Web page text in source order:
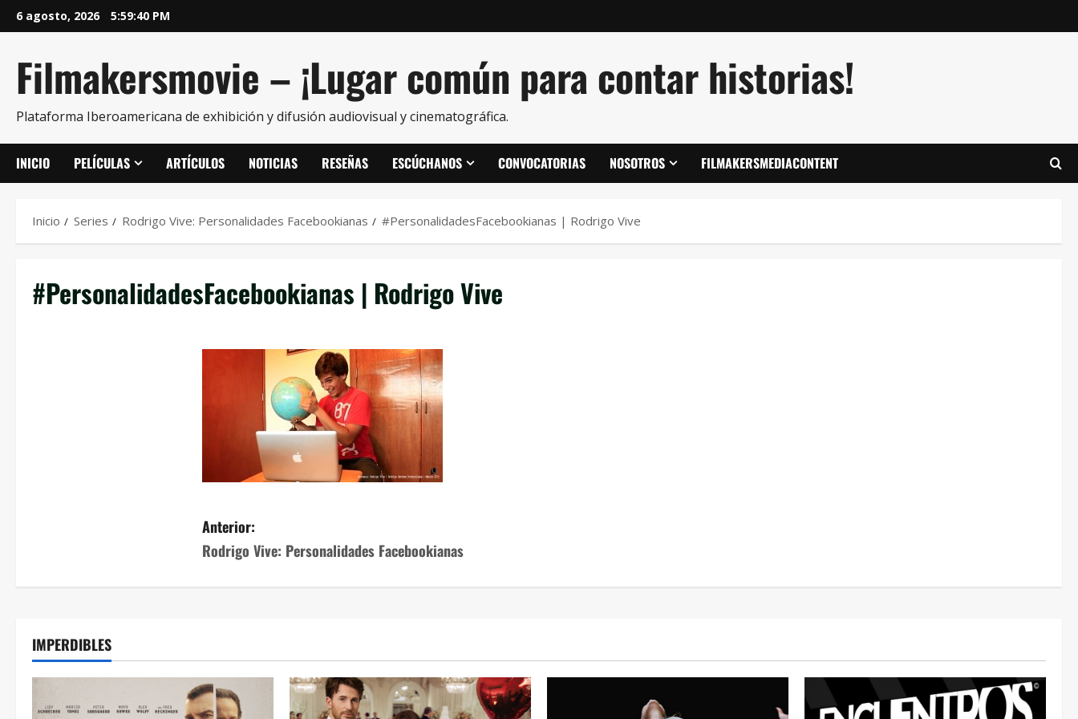
6 agosto, 2026 5:59:40 PM
Filmakersmovie – ¡Lugar común para contar historias!
Plataforma Iberoamericana de exhibición y difusión audiovisual y cinematográfica.
INICIO PELÍCULAS ARTÍCULOS NOTICIAS RESEÑAS ESCÚCHANOS CONVOCATORIAS NOSOTROS FILMAKERSMEDIACONTENT
Inicio Series Rodrigo Vive: Personalidades Facebookianas #PersonalidadesFacebookianas | Rodrigo Vive
#PersonalidadesFacebookianas | Rodrigo Vive
Anterior:
Rodrigo Vive: Personalidades Facebookianas
IMPERDIBLES